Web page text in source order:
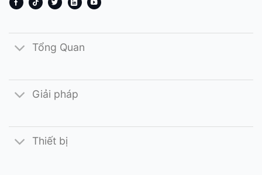
Tổng Quan
Giải pháp
Thiết bị